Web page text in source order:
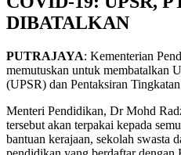
DIBATALKAN
PUTRAJAYA: Kementerian
memutuskan untuk membatalkan
(UPSR) dan Pentaksiran
Menteri Pendidikan, Dr Mohd
tersebut akan terpakai kepada
bantuan kerajaan, sekolah swasta